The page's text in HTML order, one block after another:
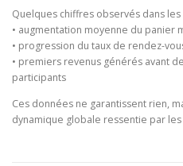
Quelques chiffres observés dans les
• augmentation moyenne du panier
• progression du taux de rendez-
• premiers revenus générés avant
participants
Ces données ne garantissent rien,
dynamique globale ressentie par